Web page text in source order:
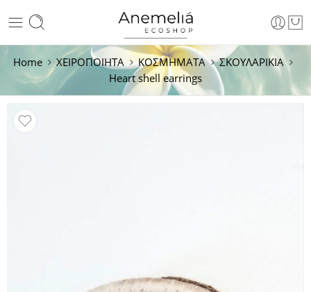
Home ΧΕΙΡΟΠΟΙΗΤΑ ΚΟΣΜΗΜΑΤΑ
ΣΚΟΥΛΑΡΙΚΙΑ
Heart shell earrings